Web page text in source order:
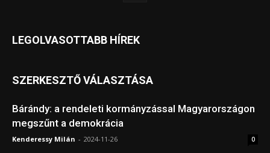
LEGOLVASOTTABB HÍREK
SZERKESZTŐ VÁLASZTÁSA
Bárándy: a rendeleti kormányzással Magyarországon
megszűnt a demokrácia
Kenderessy Milán - 2024-11-26 0